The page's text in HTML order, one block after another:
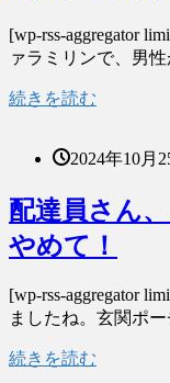
[wp-rss-aggregator
ァラミリンで、男
続きを読む
2024年10月
配達員さん
やめて！
[wp-rss-aggregator
ましたね。玄関ポ
続きを読む